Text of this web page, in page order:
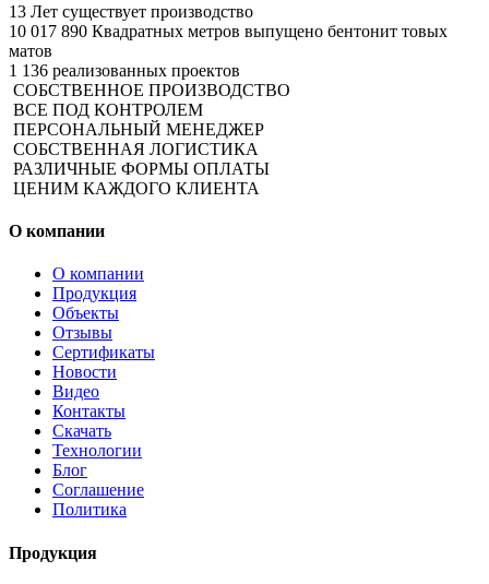
13 Лет существует производство
10 017 890 Квадратных метров выпущено бентонит товых
матов
1 136 реализованных проектов
СОБСТВЕННОЕ ПРОИЗВОДСТВО
ВСЕ ПОД КОНТРОЛЕМ
ПЕРСОНАЛЬНЫЙ МЕНЕДЖЕР
СОБСТВЕННАЯ ЛОГИСТИКА
РАЗЛИЧНЫЕ ФОРМЫ ОПЛАТЫ​
ЦЕНИМ КАЖДОГО КЛИЕНТА
О компании
О компании
Продукция
Объекты
Отзывы
Сертификаты
Новости
Видео
Контакты
Скачать
Технологии
Блог
Соглашение
Политика
Продукция